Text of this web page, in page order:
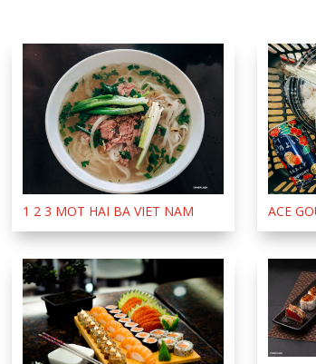
1 2 3 MOT HAI BA VIET NAM ACE